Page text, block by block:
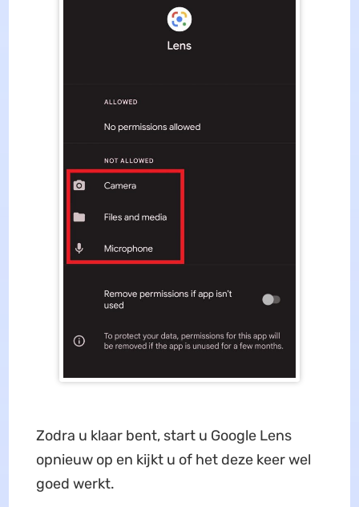
Zodra u klaar bent, start u Google Lens
opnieuw op en kijkt u of het deze keer wel
goed werkt.